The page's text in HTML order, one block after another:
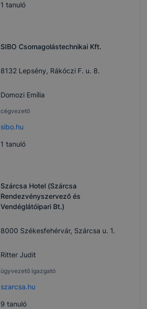
1 tanuló
SIBO Csomagolástechnikai Kft.
8132 Lepsény, Rákóczi F. u. 8.
Domozi Emília
cégvezető
sibo.hu
1 tanuló
Szárcsa Hotel (Szárcsa
Rendezvényszervező és
Vendéglátóipari Bt.)
8000 Székesfehérvár, Szárcsa u. 1.
Ritter Judit
ügyvezető igazgató
szarcsa.hu
9 tanuló